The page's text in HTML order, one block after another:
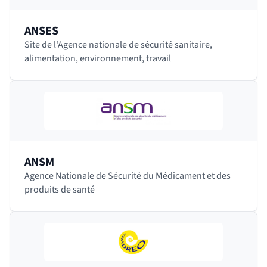
ANSES
Site de l'Agence nationale de sécurité sanitaire,
alimentation, environnement, travail
ANSM
Agence Nationale de Sécurité du Médicament et des
produits de santé